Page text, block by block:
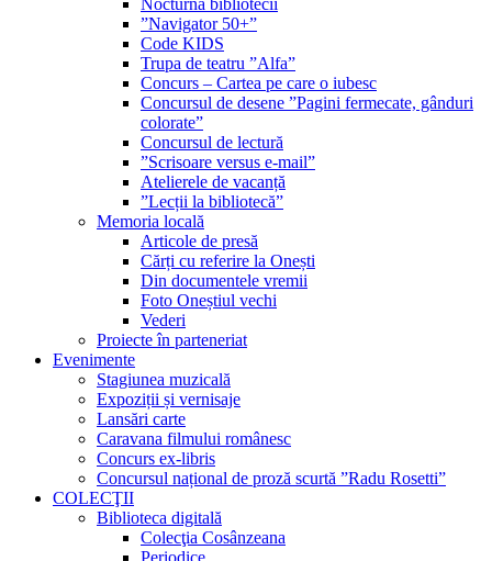
Nocturna bibliotecii
”Navigator 50+”
Code KIDS
Trupa de teatru ”Alfa”
Concurs – Cartea pe care o iubesc
Concursul de desene ”Pagini fermecate, gânduri
colorate”
Concursul de lectură
”Scrisoare versus e-mail”
Atelierele de vacanță
”Lecții la bibliotecă”
Memoria locală
Articole de presă
Cărți cu referire la Onești
Din documentele vremii
Foto Oneștiul vechi
Vederi
Proiecte în parteneriat
Evenimente
Stagiunea muzicală
Expoziții și vernisaje
Lansări carte
Caravana filmului românesc
Concurs ex-libris
Concursul național de proză scurtă ”Radu Rosetti”
COLECŢII
Biblioteca digitală
Colecţia Cosânzeana